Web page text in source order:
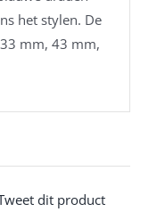
het stylen. De
mm, 43 mm,
dit product